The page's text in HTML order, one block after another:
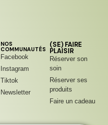
NOS
COMMUNAUTÉS
Facebook
Instagram
Tiktok
Newsletter
(SE) FAIRE
PLAISIR
Réserver son
soin
Réserver ses
produits
Faire un cadeau